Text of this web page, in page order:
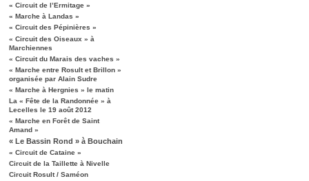
« Circuit de l’Ermitage »
« Marche à Landas »
« Circuit des Pépinières »
« Circuit des Oiseaux » à
Marchiennes
« Circuit du Marais des vaches »
« Marche entre Rosult et Brillon »
organisée par Alain Sudre
« Marche à Hergnies » le matin
La « Fête de la Randonnée » à
Lecelles le 19 août 2012
« Marche en Forêt de Saint
Amand »
« Le Bassin Rond » à Bouchain
« Circuit de Cataine »
Circuit de la Taillette à Nivelle
Circuit Rosult / Saméon